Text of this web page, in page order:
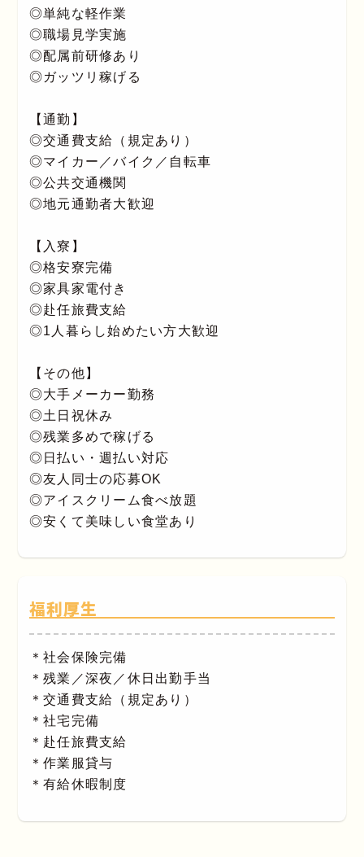
◎単純な軽作業
◎職場見学実施
◎配属前研修あり
◎ガッツリ稼げる
【通勤】
◎交通費支給（規定あり）
◎マイカー／バイク／自転車
◎公共交通機関
◎地元通勤者大歓迎
【入寮】
◎格安寮完備
◎家具家電付き
◎赴任旅費支給
◎1人暮らし始めたい方大歓迎
【その他】
◎大手メーカー勤務
◎土日祝休み
◎残業多めで稼げる
◎日払い・週払い対応
◎友人同士の応募OK
◎アイスクリーム食べ放題
◎安くて美味しい食堂あり
福利厚生
＊社会保険完備
＊残業／深夜／休日出勤手当
＊交通費支給（規定あり）
＊社宅完備
＊赴任旅費支給
＊作業服貸与
＊有給休暇制度